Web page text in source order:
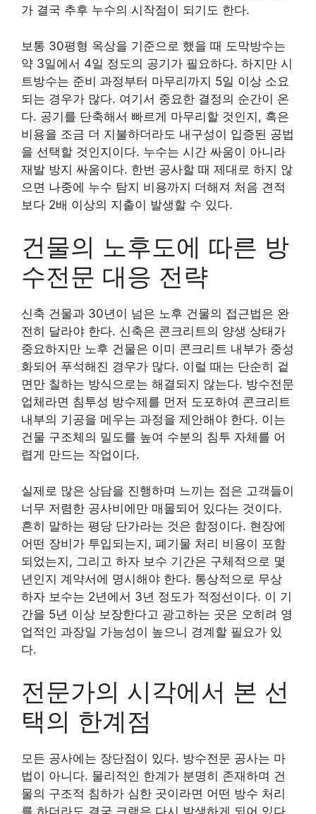
가 결국 추후 누수의 시작점이 되기도 한다.
보통 30평형 옥상을 기준으로 했을 때 도막방수는
약 3일에서 4일 정도의 공기가 필요하다. 하지만 시
트방수는 준비 과정부터 마무리까지 5일 이상 소요
되는 경우가 많다. 여기서 중요한 결정의 순간이 온
다. 공기를 단축해서 빠르게 마무리할 것인지, 혹은
비용을 조금 더 지불하더라도 내구성이 입증된 공법
을 선택할 것인지이다. 누수는 시간 싸움이 아니라
재발 방지 싸움이다. 한번 공사할 때 제대로 하지 않
으면 나중에 누수 탐지 비용까지 더해져 처음 견적
보다 2배 이상의 지출이 발생할 수 있다.
건물의 노후도에 따른 방
수전문 대응 전략
신축 건물과 30년이 넘은 노후 건물의 접근법은 완
전히 달라야 한다. 신축은 콘크리트의 양생 상태가
중요하지만 노후 건물은 이미 콘크리트 내부가 중성
화되어 푸석해진 경우가 많다. 이럴 때는 단순히 겉
면만 칠하는 방식으로는 해결되지 않는다. 방수전문
업체라면 침투성 방수제를 먼저 도포하여 콘크리트
내부의 기공을 메우는 과정을 제안해야 한다. 이는
건물 구조체의 밀도를 높여 수분의 침투 자체를 어
렵게 만드는 작업이다.
실제로 많은 상담을 진행하며 느끼는 점은 고객들이
너무 저렴한 공사비에만 매몰되어 있다는 것이다.
흔히 말하는 평당 단가라는 것은 함정이다. 현장에
어떤 장비가 투입되는지, 폐기물 처리 비용이 포함
되었는지, 그리고 하자 보수 기간은 구체적으로 몇
년인지 계약서에 명시해야 한다. 통상적으로 무상
하자 보수는 2년에서 3년 정도가 적정선이다. 이 기
간을 5년 이상 보장한다고 광고하는 곳은 오히려 영
업적인 과장일 가능성이 높으니 경계할 필요가 있
다.
전문가의 시각에서 본 선
택의 한계점
모든 공사에는 장단점이 있다. 방수전문 공사는 마
법이 아니다. 물리적인 한계가 분명히 존재하며 건
물의 구조적 침하가 심한 곳이라면 어떤 방수 처리
를 하더라도 결국 크랙은 다시 발생하게 되어 있다.